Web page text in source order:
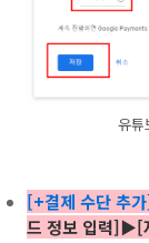
유튜
[+결제 수단 추
드 정보 입력]▶[